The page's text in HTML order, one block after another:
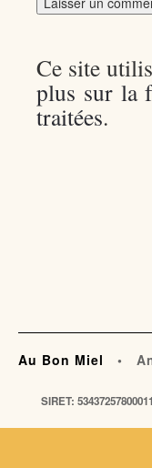
Ce site
plus sur la
traitées.
Au Bon Miel
•
SIRET: